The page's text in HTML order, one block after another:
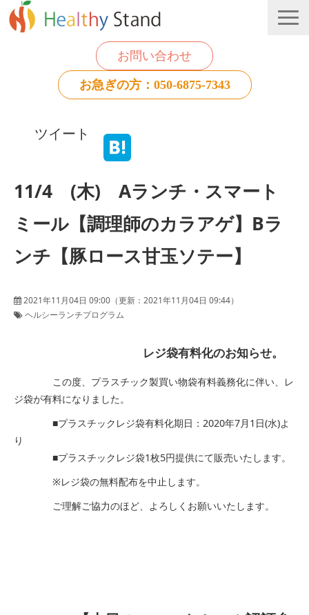
お問い合わせ
お急ぎの方：050-6875-7343
個人のお客様
ツイート
11/4 (木) Aランチ・スマート
ミール【調理師のカラアゲ】Bラ
ンチ【豚ロース甘玉ソテー】
2021年11月04日 09:00 （更新： 2021年11月04日 09:44）
ヘルシーランチプログラム
レジ袋有料化のお知らせ。
この度、プラスチック製買い物袋有料義務化に伴い、レ
ジ袋が有料になりました。
■プラスチックレジ袋有料化期日：2020年7月1日(水)よ
り
■プラスチックレジ袋1枚5円提供にて販売いたします。
※レジ袋の無料配布を中止します。
ご理解ご協力のほど、よろしくお願いいたします。